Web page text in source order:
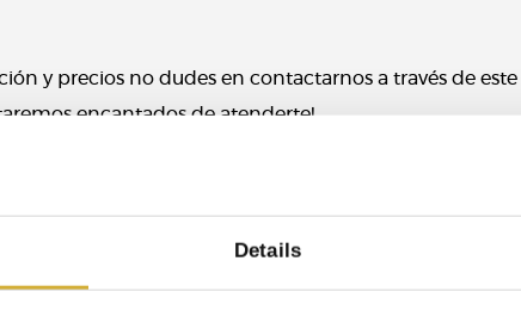
Details
y precios no dudes en contactarnos a través de
encantados de atenderte!